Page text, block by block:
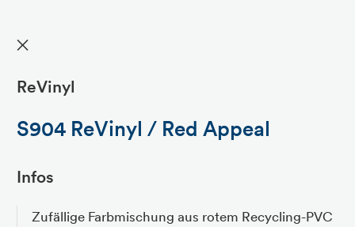
✕
ReVinyl
S904 ReVinyl / Red Appeal
Infos
Zufällige Farbmischung aus rotem Recycling-PVC